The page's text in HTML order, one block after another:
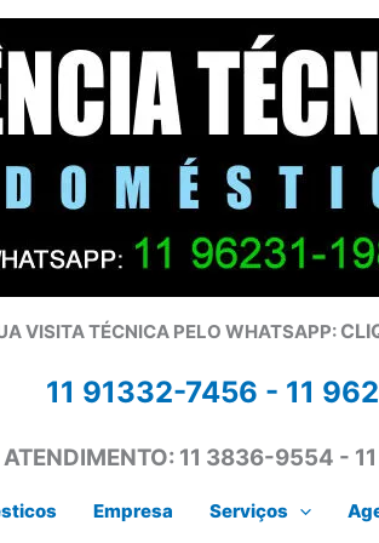
VISITA TÉCNICA PELO WHATSAPP:
11 91332-7456 - 11
11 3836-9554 -
Empresa Serviços